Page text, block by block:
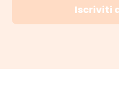
Iscriviti